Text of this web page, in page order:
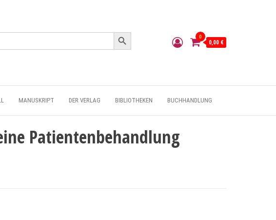
Search Button
0
0,00 €
MANUSKRIPT DER VERLAG BIBLIOTHEKEN BUCHHANDLUNG
Patientenbehandlung